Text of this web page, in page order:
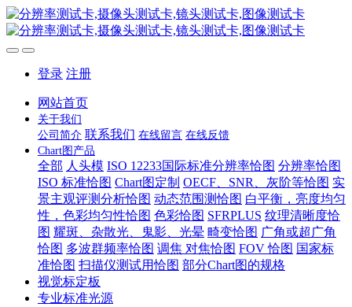
登录 注册
网站首页
关于我们
公司简介 联系我们 在线留言 在线反馈
Chart图产品
全部 人头模 ISO 12233国际标准分辨率恰图 分辨率恰图
ISO 标准恰图 Chart图定制 OECF、SNR、灰阶等恰图 实
景主观评测分析恰图 动态范围测恰图 白平衡，亮度均匀
性，色彩均匀性恰图 色彩恰图 SFRPLUS 纹理清晰度恰
图 耀斑、杂散光、鬼影、光晕 畸变恰图 广角或超广角
恰图 多波群频率恰图 调焦 对焦恰图 FOV 恰图 国家标
准恰图 扫描仪测试用恰图 部分Chart图的规格
视觉标定板
专业标准光源